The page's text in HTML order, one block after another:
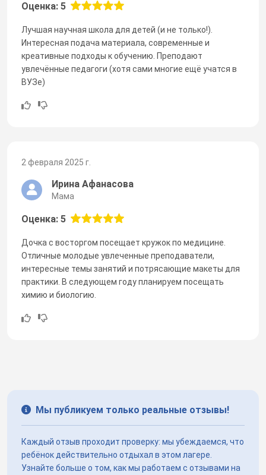
Оценка: 5
Лучшая научная школа для детей (и не только!).
Интересная подача материала, современные и
креативные подходы к обучению. Преподают
увлечённые педагоги (хотя сами многие ещё учатся в
ВУЗе)
2 февраля 2025 г.
Ирина Афанасова
Мама
Оценка: 5
Дочка с восторгом посещает кружок по медицине.
Отличные молодые увлеченные преподаватели,
интересные темы занятий и потрясающие макеты для
практики. В следующем году планируем посещать
химию и биологию.
Мы публикуем только реальные отзывы!
Каждый отзыв проходит проверку: мы убеждаемся, что
ребёнок действительно отдыхал в этом лагере.
Узнайте больше о том, как мы работаем с отзывами на